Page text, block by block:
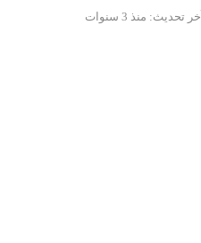
آخر تحديث منذ 3 سنوات